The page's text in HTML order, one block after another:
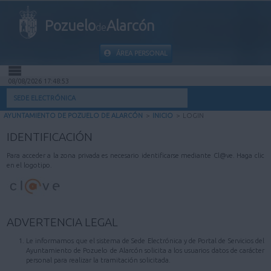
PozuelodeAlarcón
ÁREA PERSONAL
INICIO
MI CARPETA
INFORMACIÓN MUNICIPAL
AYUDA
08/08/2026 17:48:53
SEDE ELECTRÓNICA
AYUNTAMIENTO DE POZUELO DE ALARCÓN > INICIO > LOGIN
IDENTIFICACIÓN
Para acceder a la zona privada es necesario identificarse mediante Cl@ve. Haga clic
en el logotipo.
ADVERTENCIA LEGAL
Le informamos que el sistema de Sede Electrónica y de Portal de Servicios del
Ayuntamiento de Pozuelo de Alarcón solicita a los usuarios datos de carácter
personal para realizar la tramitación solicitada.